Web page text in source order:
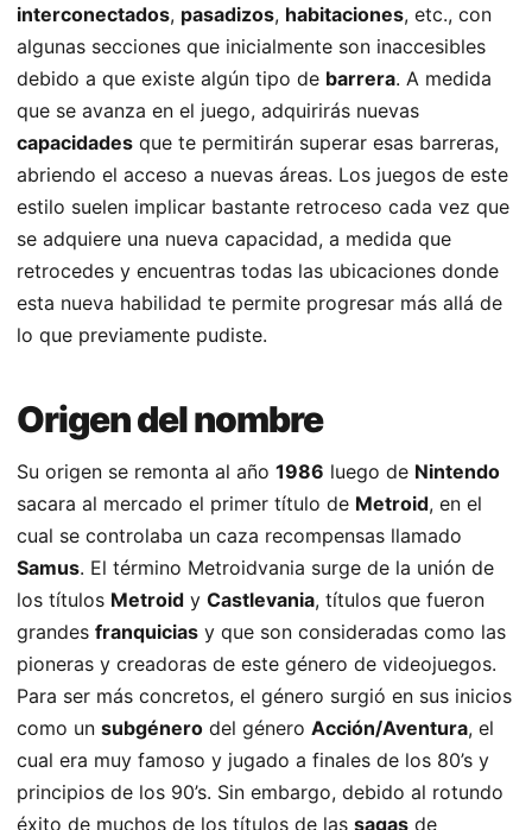
interconectados, pasadizos, habitaciones, etc., con
algunas secciones que inicialmente son inaccesibles
debido a que existe algún tipo de barrera. A medida
que se avanza en el juego, adquirirás nuevas
capacidades que te permitirán superar esas barreras,
abriendo el acceso a nuevas áreas. Los juegos de este
estilo suelen implicar bastante retroceso cada vez que
se adquiere una nueva capacidad, a medida que
retrocedes y encuentras todas las ubicaciones donde
esta nueva habilidad te permite progresar más allá de
lo que previamente pudiste.
Origen del nombre
Su origen se remonta al año 1986 luego de Nintendo
sacara al mercado el primer título de Metroid, en el
cual se controlaba un caza recompensas llamado
Samus. El término Metroidvania surge de la unión de
los títulos Metroid y Castlevania, títulos que fueron
grandes franquicias y que son consideradas como las
pioneras y creadoras de este género de videojuegos.
Para ser más concretos, el género surgió en sus inicios
como un subgénero del género Acción/Aventura, el
cual era muy famoso y jugado a finales de los 80’s y
principios de los 90’s. Sin embargo, debido al rotundo
éxito de muchos de los títulos de las sagas de